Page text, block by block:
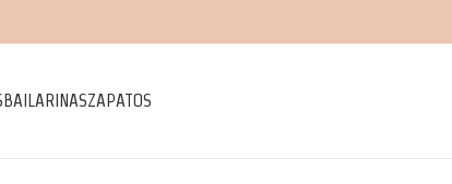
BAILARINASZAPATOS